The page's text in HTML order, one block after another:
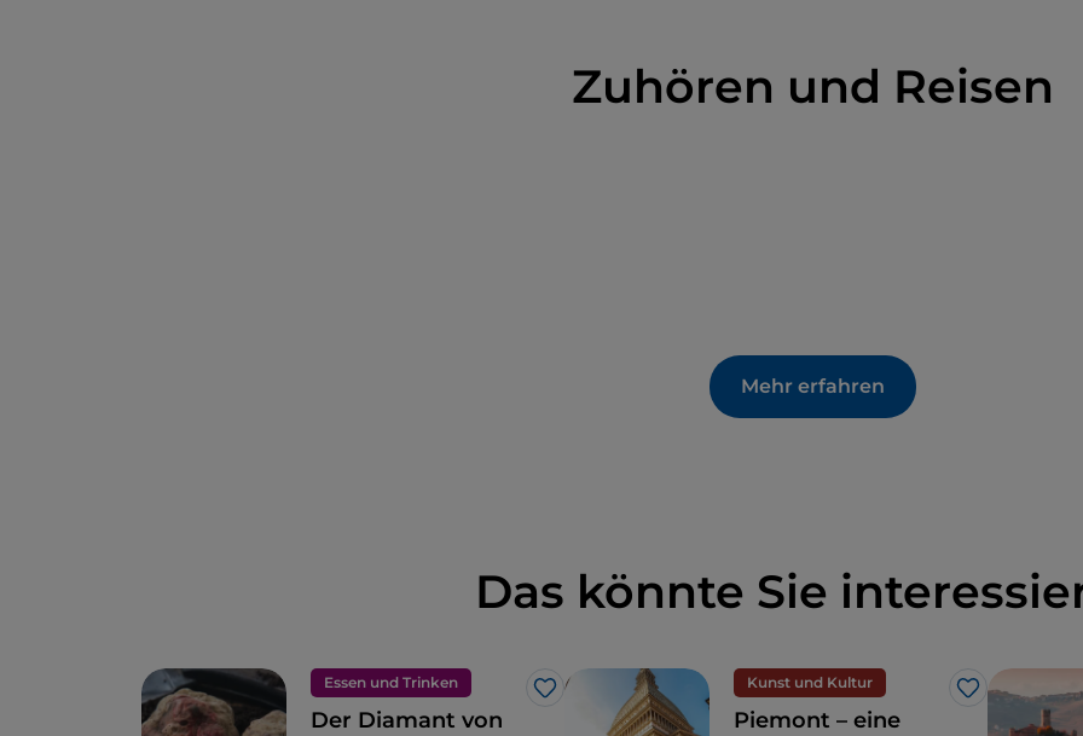
Zuhören und Reisen
Mehr erfahren
Das könnte Sie
Essen und Trinken
Like
Der Diamant von
Kunst und Kultur
Like
Piemont – eine